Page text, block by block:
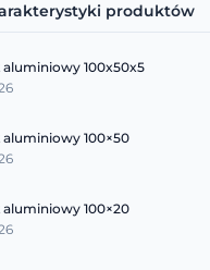
produktów
100x50x5
100×50
100×20